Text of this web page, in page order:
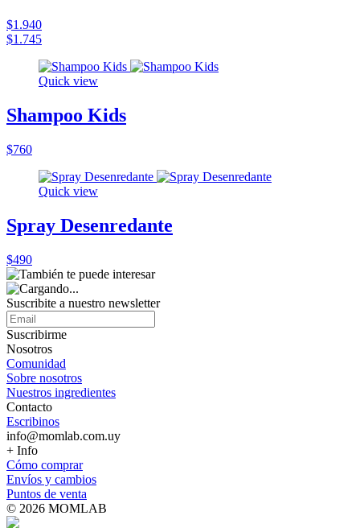
$1.940
$1.745
Quick view
Shampoo Kids
$760
Quick view
Spray Desenredante
$490
Suscribite a nuestro newsletter
Suscribirme
Nosotros
Comunidad
Sobre nosotros
Nuestros ingredientes
Contacto
Escribinos
info@momlab.com.uy
+ Info
Cómo comprar
Envíos y cambios
Puntos de venta
© 2026 MOMLAB